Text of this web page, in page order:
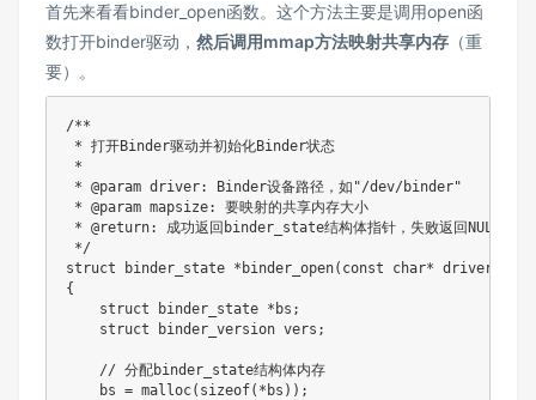
首先来看看binder_open函数。这个方法主要是调用open函
数打开binder驱动， 然后调用mmap方法映射共享内存 （重
要）。
/**
* 打开Binder驱动并初始化Binder状态
*
* @param driver: Binder设备路径，如"/dev/binder"
* @param mapsize: 要映射的共享内存大小
* @return: 成功返回binder_state结构体指针，失败返回NULL
*/
struct binder_state *binder_open(const char* driver,
{
    struct binder_state *bs;
    struct binder_version vers;
    // 分配binder_state结构体内存
    bs = malloc(sizeof(*bs));